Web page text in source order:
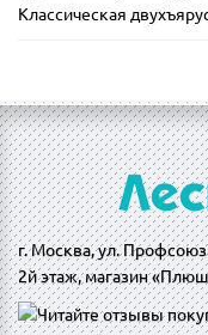
Классическая
г. Москва, ул.
2й этаж, магазин